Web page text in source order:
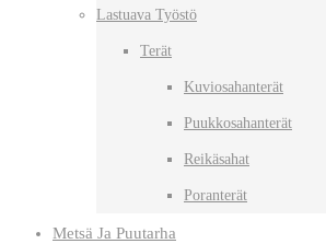
Lastuava Työstö
Terät
Kuviosahanterät
Puukkosahanterät
Reikäsahat
Poranterät
Metsä Ja Puutarha